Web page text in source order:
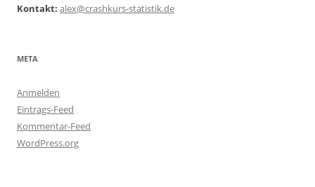
Kontakt: alex@crashkurs-statistik.de
META
Anmelden
Eintrags-Feed
Kommentar-Feed
WordPress.org